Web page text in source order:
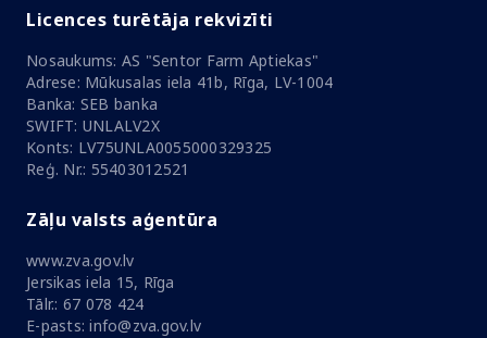
Licences turētāja rekvizīti
Nosaukums: AS "Sentor Farm Aptiekas"
Adrese: Mūkusalas iela 41b, Rīga, LV-1004
Banka: SEB banka
SWIFT: UNLALV2X
Konts: LV75UNLA0055000329325
Reģ. Nr.: 55403012521
Zāļu valsts aģentūra
www.zva.gov.lv
Jersikas iela 15, Rīga
Tālr.: 67 078 424
E-pasts: info@zva.gov.lv